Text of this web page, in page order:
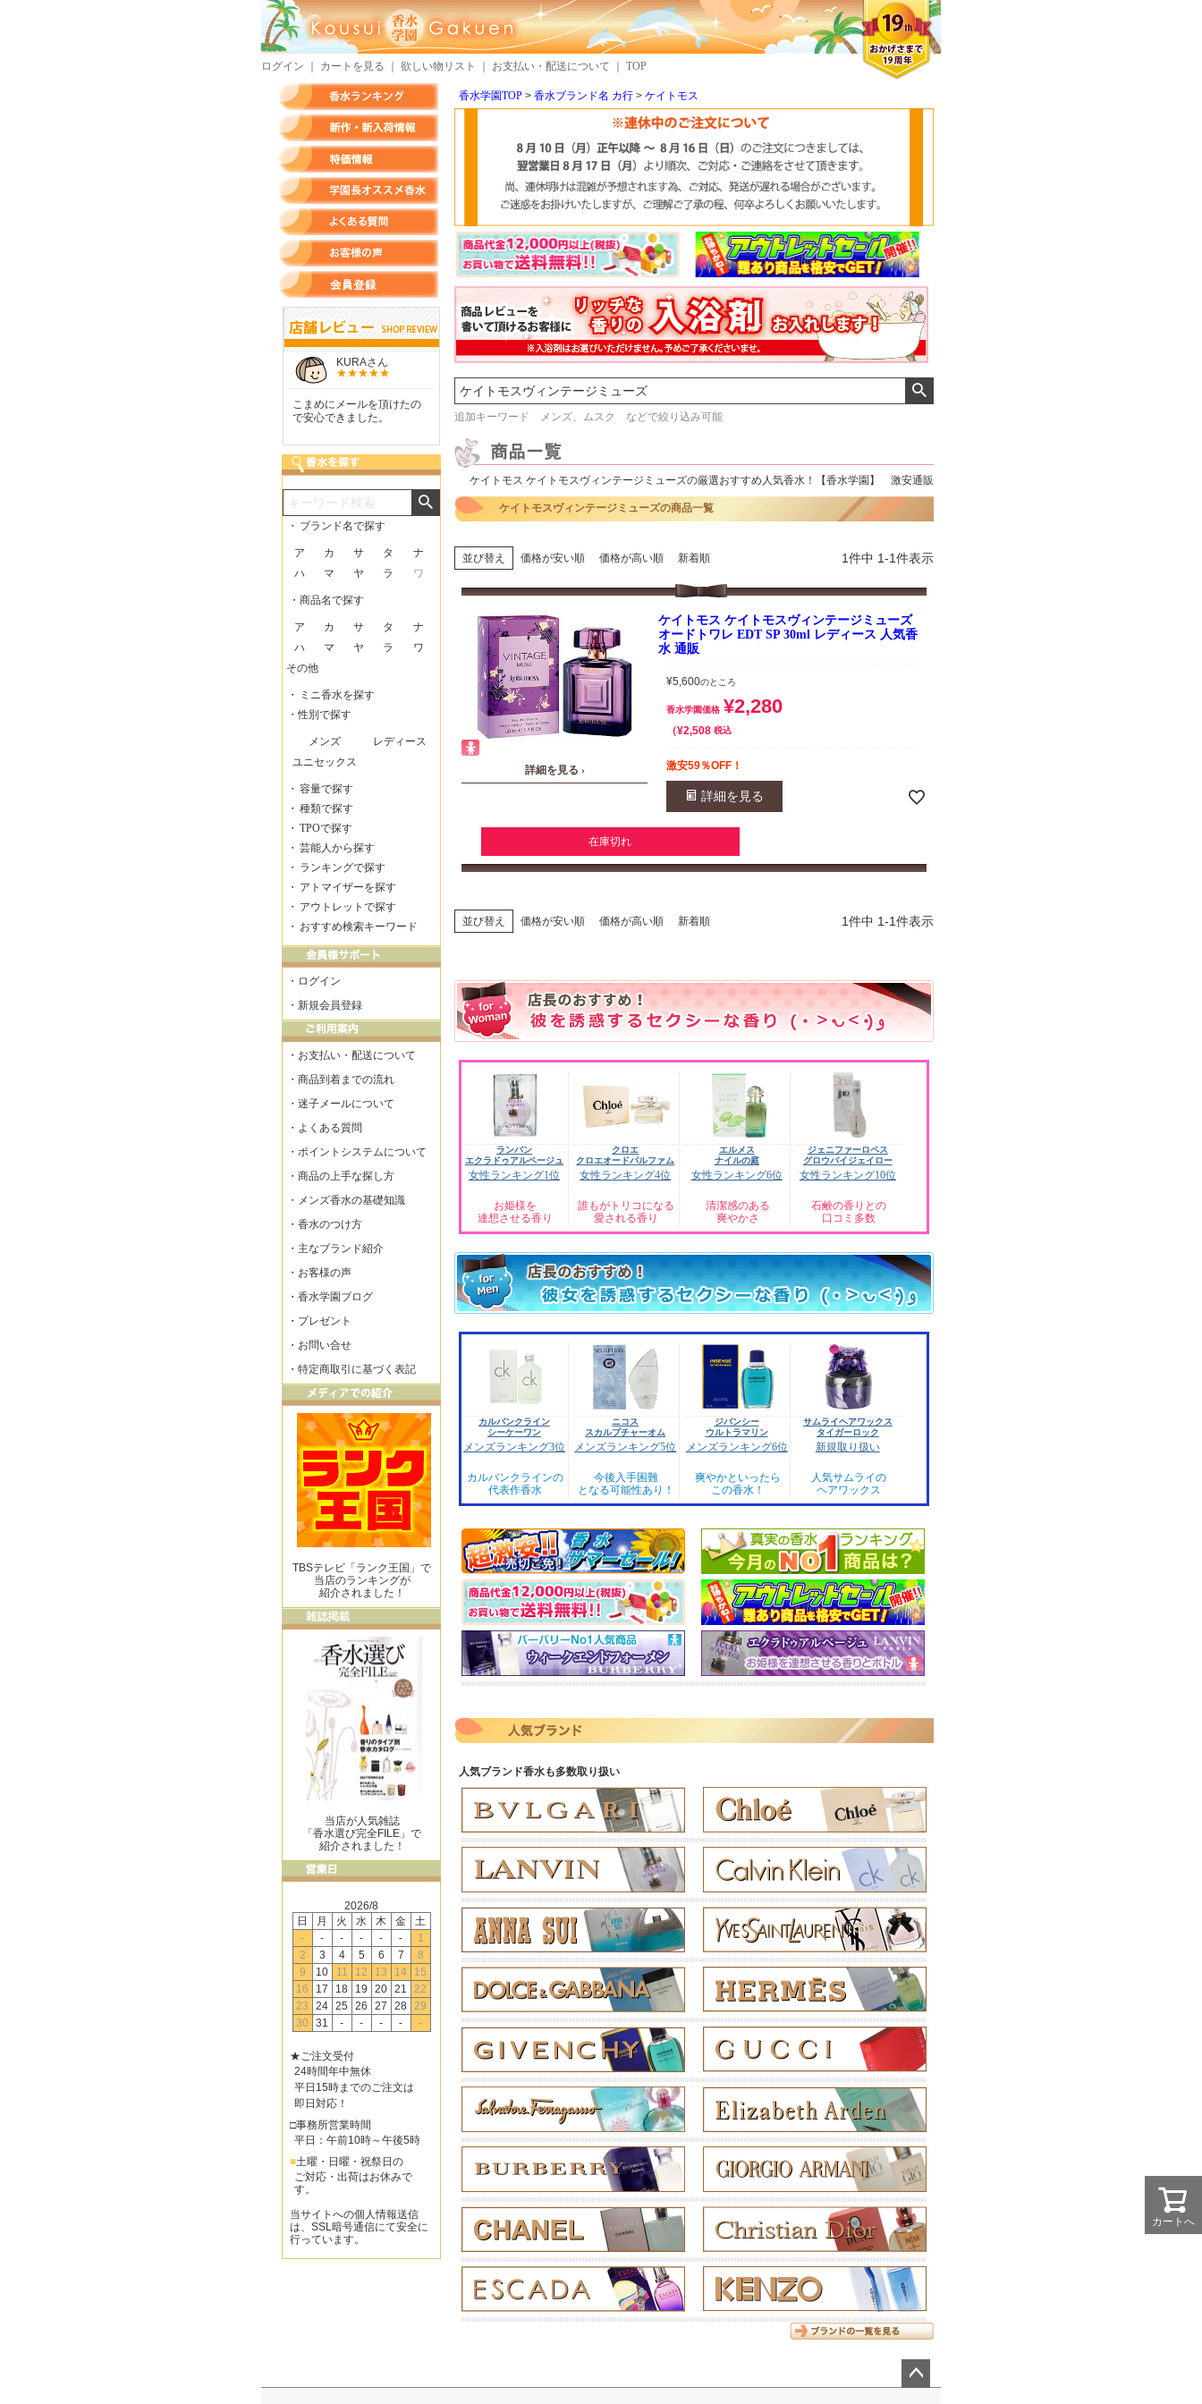
ログイン カートを見る 欲しい物リスト お支払い・配送について TOP
香水学園TOP 香水ブランド名 カ行 ケイトモス
検索
追加キーワード メンズ、ムスク などで絞り込み可能
ケイトモス ケイトモスヴィンテージミューズの厳選おすすめ人気香水！【香水学園】 激安通販
ケイトモスヴィンテージミューズの商品一覧
並び替え 価格が安い順 価格が高い順 新着順 1件中 1-1件表示
詳細を見る ›
ケイトモス ケイトモスヴィンテージミューズ
オードトワレ EDT SP 30ml レディース 人気香
水 通販
¥5,600のところ
香水学園価格 ¥2,280
¥2,508 税込
激安59％OFF！
詳細を見る
在庫切れ
並び替え 価格が安い順 価格が高い順 新着順 1件中 1-1件表示
ランバン
エクラドゥアルページュ
女性ランキング1位
お姫様を
連想させる香り
クロエ
クロエオードパルファム
女性ランキング4位
誰もがトリコになる
愛される香り
エルメス
ナイルの庭
女性ランキング6位
清潔感のある
爽やかさ
ジェニファーロペス
グロウバイジェイロー
女性ランキング10位
石鹸の香りとの
口コミ多数
カルバンクライン
シーケーワン
メンズランキング3位
カルバンクラインの
代表作香水
ニコス
スカルプチャーオム
メンズランキング5位
今後入手困難
となる可能性あり！
ジバンシー
ウルトラマリン
メンズランキング6位
爽やかといったら
この香水！
サムライヘアワックス
タイガーロック
新規取り扱い
人気サムライの
ヘアワックス
人気ブランド香水も多数取り扱い
カートへ
KURAさん
こまめにメールを頂けたの
で安心できました。
しらすさん
商品が早く届いたのでよか
ったです。また利用させて
MMさん
好きな香水を、いろいろ少
量試せるところが魅力でし
クロエさん
気持ちよくお取引が出来ま
おまけありがとうございま
・ ブランド名で探す
ア カ サ タ
ナ
ハ
マ ヤ ラ ワ
・商品名で探す
ア カ サ タ
ナ
ハ
マ ヤ ラ
ワ
その他
・
ミニ香水を探す
・性別で探す
メンズ
レディース
ユニセックス
・ 容量で探す
・ 種類で探す
・ TPOで探す
・ 芸能人から探す
・ ランキングで探す
・ アトマイザーを探す
・ アウトレットで探す
・ おすすめ検索キーワード
・ ログイン
・ 新規会員登録
・ お支払い・配送について
・ 商品到着までの流れ
・ 迷子メールについて
・ よくある質問
・ ポイントシステムについて
・ 商品の上手な探し方
・ メンズ香水の基礎知識
・ 香水のつけ方
・ 主なブランド紹介
・ お客様の声
・ 香水学園ブログ
・ プレゼント
・ お問い合せ
・ 特定商取引に基づく表記
TBSテレビ「ランク王国」で
当店のランキングが
紹介されました！
当店が人気雑誌
「香水選び完全FILE」で
紹介されました！
2026/8
日
月 火 水 木 金
土
-
- - - - -
1
2
3 4 5 6 7
8
9
10 11 12 13 14
15
16
17 18 19 20 21
22
23
24 25 26 27 28 29
30
31 - - - - -
★ご注文受付
24時間年中無休
平日15時までのご注文は
即日対応！
□事務所営業時間
平日：午前10時～午後5時
■土曜・日曜・祝祭日の
ご対応・出荷はお休みで
す。
当サイトへの個人情報送信
は、SSL暗号通信にて安全に
行っています。